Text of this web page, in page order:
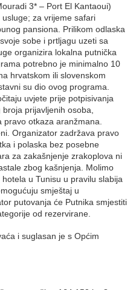
3* – Port El Kantaoui)
za vrijeme safari
pansiona. Prilikom odlaska
sobe i prtljagu uzeti sa
organizira lokalna putnička
potrebno je minimalno 10
hrvatskom ili slovenskom
su dio ovog programa.
uvjete prije potpisivanja
prijavljenih osoba,
otkaza aranžmana.
Organizator zadržava pravo
i polaska bez posebne
za zakašnjenje zrakoplova ni
zbog kašnjenja. Molimo
u Tunisu u pravilu slabija
smještaj u
putovanja će Putnika smjestiti
od rezervirane.
i suglasan je s Općim